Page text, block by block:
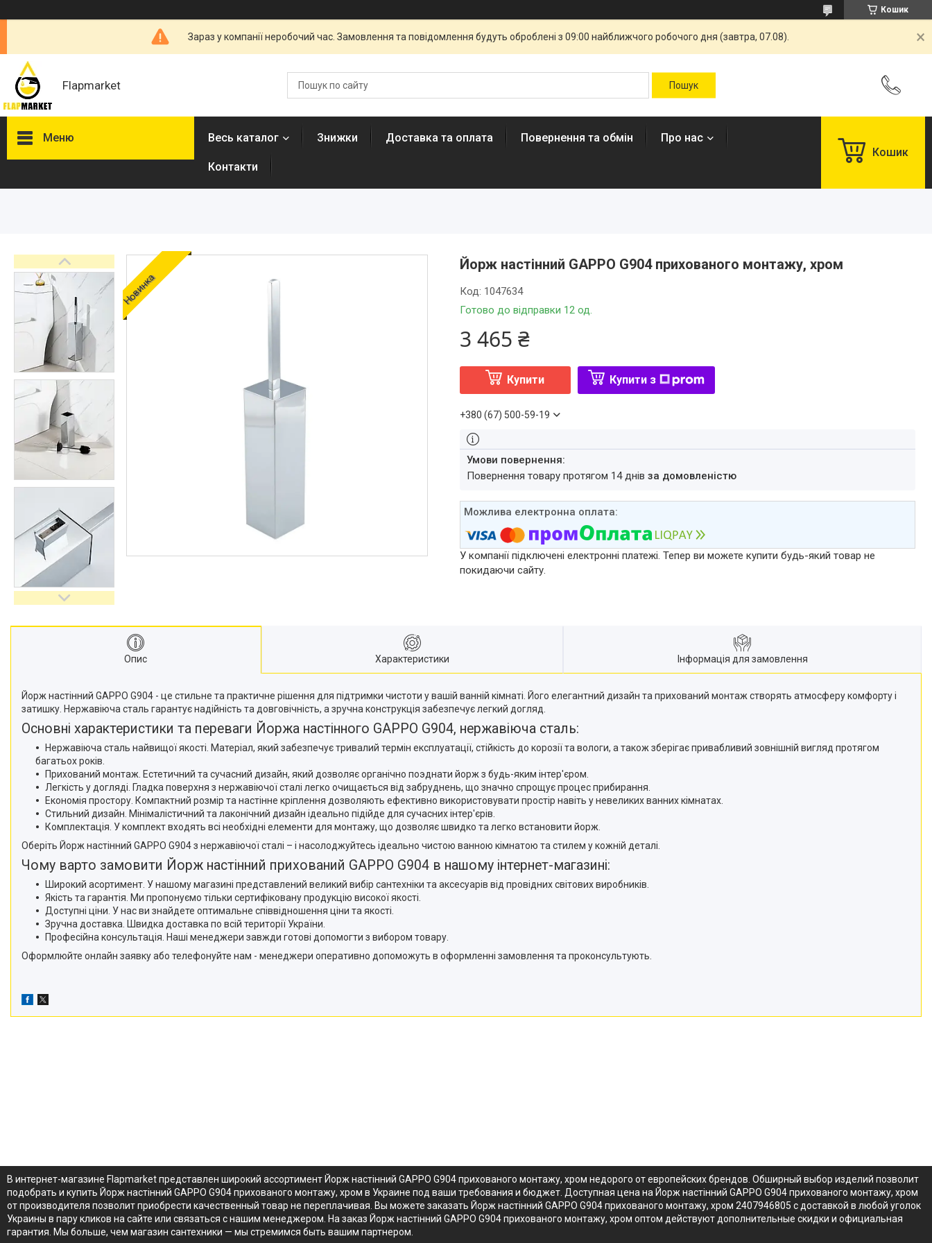
Кошик
Зараз у компанії неробочий час. Замовлення та повідомлення будуть оброблені з 09:00 найближчого робочого дня (завтра, 07.08).
Flapmarket
Меню
Душові трапи, дренажні
канали
Аксесуари для ванної
кімнати
Запчастини та комплектуючі
Гнучкі шланги (підведення)
Кухонні мийки
Рушникосушарки
Матеріали для влаштування
теплої підлоги
Запірно-регулююча
Фільтри для води
Насосне обладнання
Інструмент
Пакувальні сантехнічні
Весь каталог Знижки Доставка та оплата Повернення та обмін Про нас
Контакти
Кошик
Новинка
Йорж настінний GAPPO G904 прихованого монтажу, хром
Готово до відправки 12 од.
Код: 1047634
3 465 ₴
Купити Купити з
+380 (67) 500-59-19
повернення товару протягом 14 днів за домовленістю
У компанії підключені електронні платежі. Тепер ви можете купити будь-який товар не
покидаючи сайту.
Опис Характеристики Інформація для замовлення
Йорж настінний GAPPO G904 - це стильне та практичне рішення для підтримки чистоти у вашій ванній кімнаті. Його елегантний дизайн та прихований монтаж створять атмосферу комфорту і
затишку. Нержавіюча сталь гарантує надійність та довговічність, а зручна конструкція забезпечує легкий догляд.
Основні характеристики та переваги Йоржа настінного GAPPO G904, нержавіюча сталь:
Нержавіюча сталь найвищої якості. Матеріал, який забезпечує тривалий термін експлуатації, стійкість до корозії та вологи, а також зберігає привабливий зовнішній вигляд протягом
багатьох років.
Прихований монтаж. Естетичний та сучасний дизайн, який дозволяє органічно поэднати йорж з будь-яким інтер'єром.
Легкість у догляді. Гладка поверхня з нержавіючої сталі легко очищається від забруднень, що значно спрощує процес прибирання.
Економія простору. Компактний розмір та настінне кріплення дозволяють ефективно використовувати простір навіть у невеликих ванних кімнатах.
Стильний дизайн. Мінімалістичний та лаконічний дизайн ідеально підійде для сучасних інтер'єрів.
Комплектація. У комплект входять всі необхідні елементи для монтажу, що дозволяє швидко та легко встановити йорж.
Оберіть Йорж настінний GAPPO G904 з нержавіючої сталі – і насолоджуйтесь ідеально чистою ванною кімнатою та стилем у кожній деталі.
Чому варто замовити Йорж настінний прихований GAPPO G904 в нашому інтернет-магазині:
Широкий асортимент. У нашому магазині представлений великий вибір сантехніки та аксесуарів від провідних світових виробників.
Якість та гарантія. Ми пропонуємо тільки сертифіковану продукцію високої якості.
Доступні ціни. У нас ви знайдете оптимальне співвідношення ціни та якості.
Зручна доставка. Швидка доставка по всій території України.
Професійна консультація. Наші менеджери завжди готові допомогти з вибором товару.
Оформлюйте онлайн заявку або телефонуйте нам - менеджери оперативно допоможуть в оформленні замовлення та проконсультують.
В интернет-магазине Flapmarket представлен широкий ассортимент Йорж настінний GAPPO G904 прихованого монтажу, хром недорого от европейских брендов. Обширный выбор изделий позволит
подобрать и купить Йорж настінний GAPPO G904 прихованого монтажу, хром в Украине под ваши требования и бюджет. Доступная цена на Йорж настінний GAPPO G904 прихованого монтажу, хром
от производителя позволит приобрести качественный товар не переплачивая. Вы можете заказать Йорж настінний GAPPO G904 прихованого монтажу, хром 2407946805 с доставкой в любой уголок
Украины в пару кликов на сайте или связаться с нашим менеджером. На заказ Йорж настінний GAPPO G904 прихованого монтажу, хром оптом действуют дополнительные скидки и официальная
гарантия. Мы больше, чем магазин сантехники — мы стремимся быть вашим партнером.